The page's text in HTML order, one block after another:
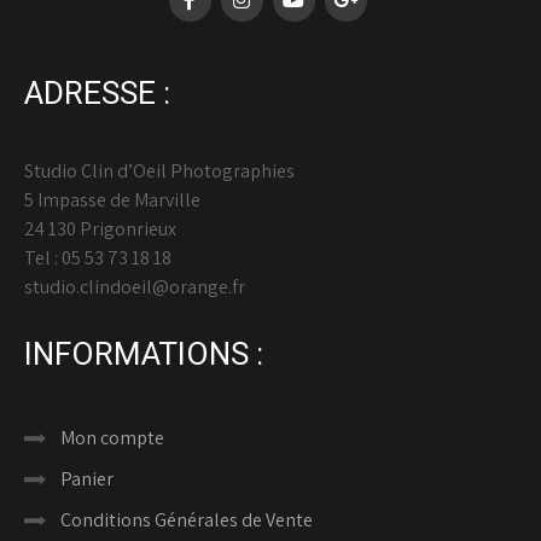
ADRESSE :
Studio Clin d’Oeil Photographies
5 Impasse de Marville
24 130 Prigonrieux
Tel : 05 53 73 18 18
studio.clindoeil@orange.fr
INFORMATIONS :
Mon compte
Panier
Conditions Générales de Vente